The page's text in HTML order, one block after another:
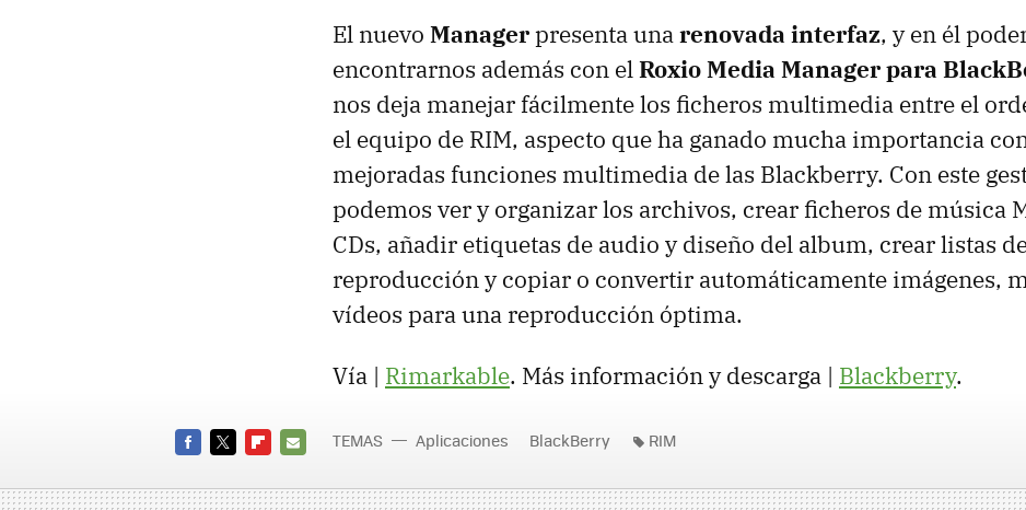
El nuevo Managerpresenta unarenovada interfaz, y en él
encontrarnos además con elRoxio Media Manager para
nos deja manejar fácilmente los ficheros multimedia entre el
el equipo de RIM, aspecto que ha ganado mucha importancia
mejoradas funciones multimedia de las Blackberry. Con este
podemos ver y organizar los archivos, crear ficheros de música
CDs, añadir etiquetas de audio y diseño del album, crear listas
reproducción y copiar o convertir automáticamente imágenes,
vídeos para una reproducción óptima.
Vía | Rimarkable. Más información y descarga | Blackberry.
MAIL
TEMAS Aplicaciones BlackBerry RIM